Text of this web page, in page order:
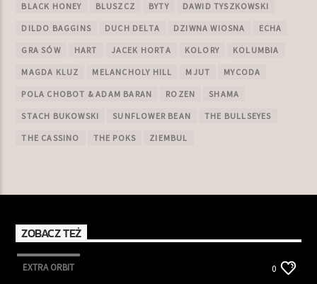
BLACK HONEY BLUSZCZ BYTY DAWID TYSZKOWSKI
DILDO BAGGINS DUCH DELTA DZIWNA WIOSNA ECHA
GRA SÓW HART JACEK HORTA KOLORY KOLUMBIA
MAGDA KLUZ MELANCHOLY HILL MJUT MYCODA
POLA CHOBOT & ADAM BARAN ROZEN SHAMA
STACH BUKOWSKI SUNFLOWER BEAN THE BULLSEYES
THE CASSINO THE POKS ZIEMBUL
ZOBACZ TEŻ
EXTRA ORBIT 0